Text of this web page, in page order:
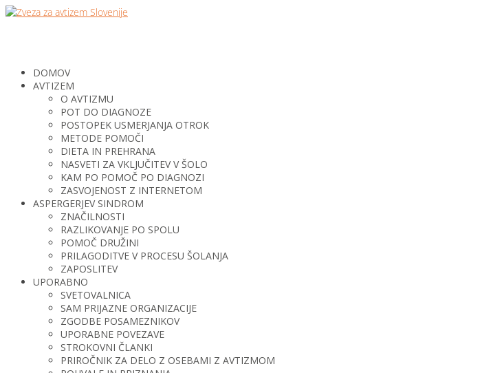
DOMOV
AVTIZEM
O AVTIZMU
POT DO DIAGNOZE
POSTOPEK USMERJANJA OTROK
METODE POMOČI
DIETA IN PREHRANA
NASVETI ZA VKLJUČITEV V ŠOLO
KAM PO POMOČ PO DIAGNOZI
ZASVOJENOST Z INTERNETOM
ASPERGERJEV SINDROM
ZNAČILNOSTI
RAZLIKOVANJE PO SPOLU
POMOČ DRUŽINI
PRILAGODITVE V PROCESU ŠOLANJA
ZAPOSLITEV
UPORABNO
SVETOVALNICA
SAM PRIJAZNE ORGANIZACIJE
ZGODBE POSAMEZNIKOV
UPORABNE POVEZAVE
STROKOVNI ČLANKI
PRIROČNIK ZA DELO Z OSEBAMI Z AVTIZMOM